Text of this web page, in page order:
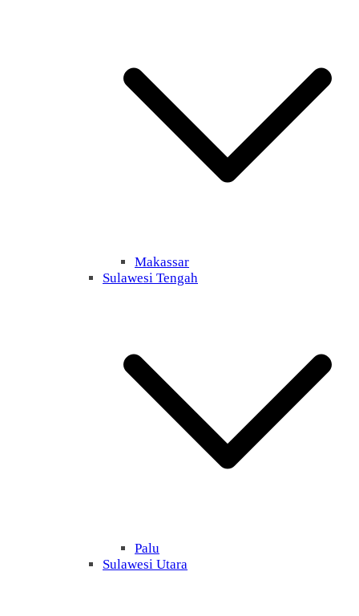
Makassar
Sulawesi Tengah
Palu
Sulawesi Utara